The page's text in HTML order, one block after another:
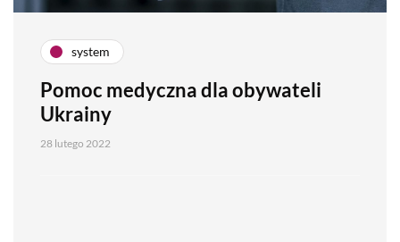
system
Pomoc medyczna dla obywateli
Ukrainy
28 lutego 2022